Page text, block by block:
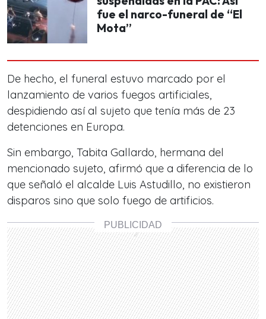
fue el narco-funeral de “El
Mota”
De hecho, el funeral estuvo marcado por el
lanzamiento de varios fuegos artificiales,
despidiendo así al sujeto que tenía más de 23
detenciones en Europa.
Sin embargo, Tabita Gallardo, hermana del
mencionado sujeto, afirmó que a diferencia de lo
que señaló el alcalde Luis Astudillo, no existieron
disparos sino que solo fuego de artificios.